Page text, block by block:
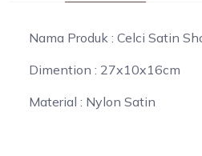
Nama Produk : Celci Satin
Dimention : 27x10x16cm
Material : Nylon Satin